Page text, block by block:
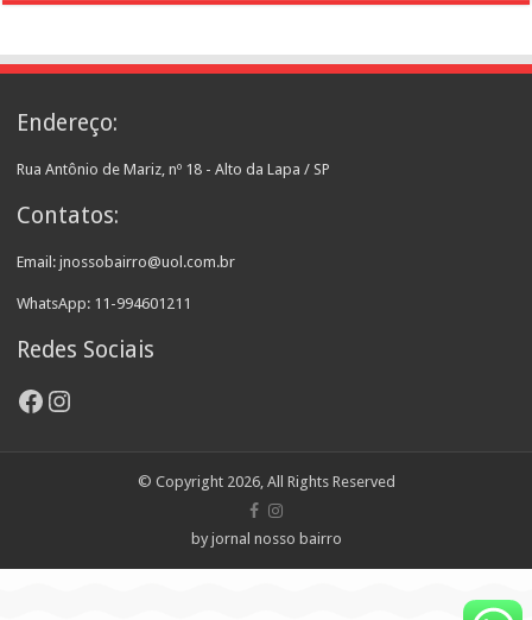
Endereço:
Rua Antônio de Mariz, nº 18 - Alto da Lapa / SP
Contatos:
Email: jnossobairro@uol.com.br
WhatsApp: 11-994601211
Redes Sociais
Facebook
Instagram
© Copyright 2026, All Rights Reserved
by jornal nosso bairro